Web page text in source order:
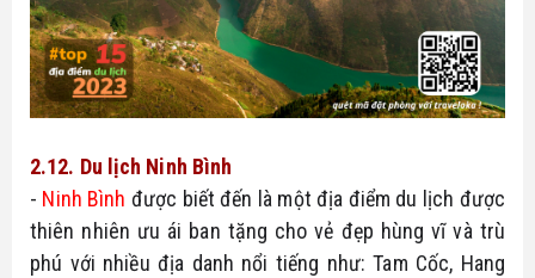
2.12. Du lịch Ninh Bình
- Ninh Bình được biết đến là một địa điểm du lịch được
thiên nhiên ưu ái ban tặng cho vẻ đẹp hùng vĩ và trù
phú với nhiều địa danh nổi tiếng như: Tam Cốc, Hang